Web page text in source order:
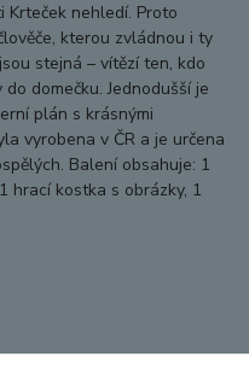
Krteček nehledí. Proto
kterou zvládnou i ty
stejná – vítězí ten, kdo
domečku. Jednodušší je
plán s krásnými
vyrobena v ČR a je určena
Balení obsahuje: 1
hrací kostka s obrázky, 1